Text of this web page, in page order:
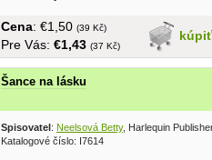
kúpiť
Cena: €1,50 (39 Kč)
Pre Vás: €1,43 (37 Kč)
Šance na lásku
Spisovatel : Neelsová Betty, Harlequin
Katalogové číslo: I7614